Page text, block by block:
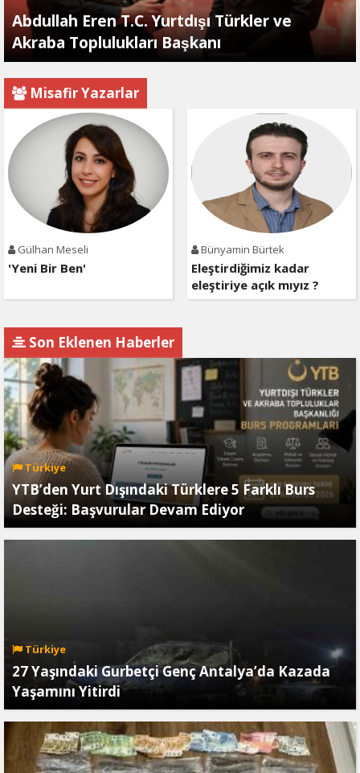
Abdullah Eren T.C. Yurtdışı Türkler ve
Akraba Toplulukları Başkanı
Misafir Yazarlar
Gülhan Meseli
'Yeni Bir Ben'
Bünyamin Bürtek
Eleştirdiğimiz kadar
eleştiriye açık mıyız ?
Son Eklenen Haberler
Türkiye
YTB’den Yurt Dışındaki Türklere 5 Farklı Burs
Desteği: Başvurular Devam Ediyor
Türkiye
27 Yaşındaki Gurbetçi Genç Antalya’da Kazada
Yaşamını Yitirdi